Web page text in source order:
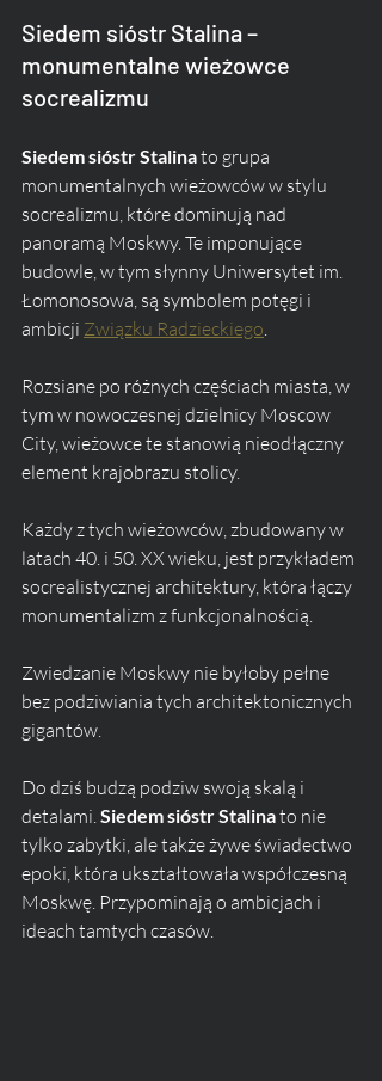
Siedem sióstr Stalina –
monumentalne wieżowce
socrealizmu
Siedem sióstr Stalina to grupa
monumentalnych wieżowców w stylu
socrealizmu, które dominują nad
panoramą Moskwy. Te imponujące
budowle, w tym słynny Uniwersytet im.
Łomonosowa, są symbolem potęgi i
ambicji Związku Radzieckiego
Rozsiane po różnych częściach miasta, w
tym w nowoczesnej dzielnicy Moscow
City, wieżowce te stanowią nieodłączny
element krajobrazu stolicy.
Każdy z tych wieżowców, zbudowany w
latach 40. i 50. XX wieku, jest przykładem
socrealistycznej architektury, która łączy
monumentalizm z funkcjonalnością.
Zwiedzanie Moskwy nie byłoby pełne
bez podziwiania tych architektonicznych
gigantów.
Do dziś budzą podziw swoją skalą i
detalami. Siedem sióstr Stalina to nie
tylko zabytki, ale także żywe świadectwo
epoki, która ukształtowała współczesną
Moskwę. Przypominają o ambicjach i
ideach tamtych czasów.